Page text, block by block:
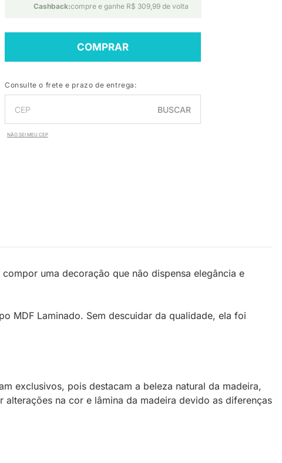
Cashback:compre e ganhe R$ 309,99 de volta
COMPRAR
Consulte o frete e prazo de entrega:
BUSCAR
NÃO SEI MEU CEP
uma decoração que não dispensa elegância e
MDF Laminado. Sem descuidar da qualidade, ela foi
exclusivos, pois destacam a beleza natural da madeira,
na cor e lâmina da madeira devido as diferenças